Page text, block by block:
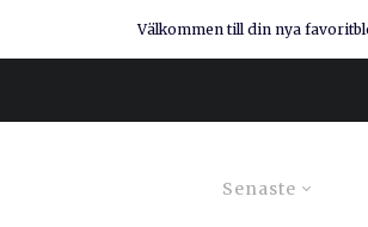
Välkommen till din nya
Senaste